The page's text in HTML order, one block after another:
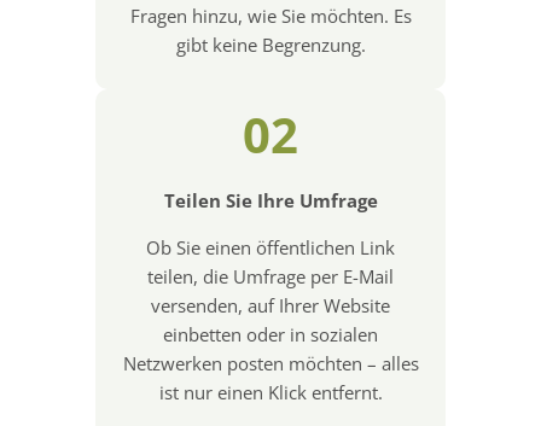
Fragen hinzu, wie Sie möchten. Es
gibt keine Begrenzung.
02
Teilen Sie Ihre Umfrage
Ob Sie einen öffentlichen Link
teilen, die Umfrage per E-Mail
versenden, auf Ihrer Website
einbetten oder in sozialen
Netzwerken posten möchten – alles
ist nur einen Klick entfernt.